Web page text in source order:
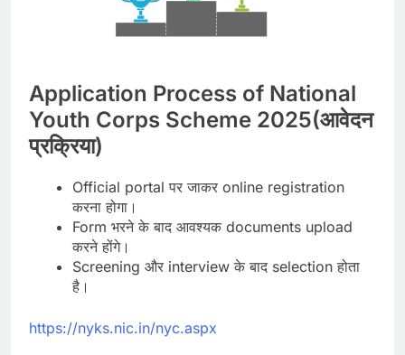
Application Process of National
Youth Corps Scheme 2025(आवेदन
प्रक्रिया)
Official portal पर जाकर online registration
करना होगा।
Form भरने के बाद आवश्यक documents upload
करने होंगे।
Screening और interview के बाद selection होता
है।
https://nyks.nic.in/nyc.aspx